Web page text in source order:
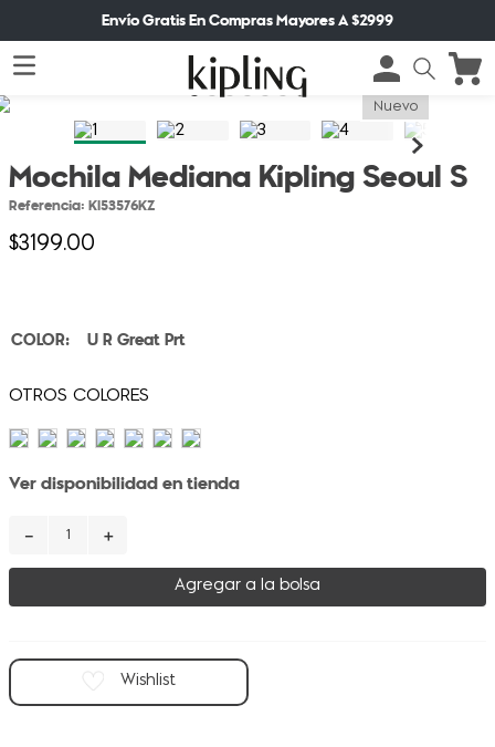
Envío Gratis En Compras Mayores A $2999
Nuevo
Mochila Mediana Kipling Seoul S
Referencia: KI53576KZ
$3199.00
U R Great Prt
Ver disponibilidad en tienda
＋
－
Agregar a la bolsa